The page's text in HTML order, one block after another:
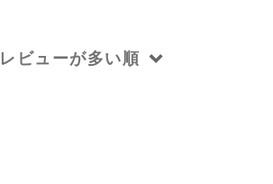
レビューが多い順